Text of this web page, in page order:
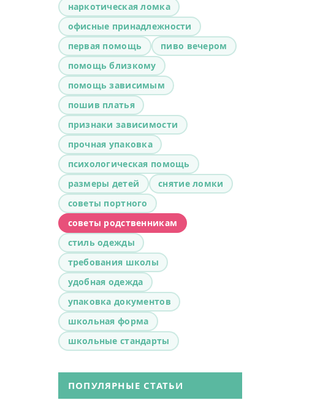
наркотическая ломка
офисные принадлежности
первая помощь
пиво вечером
помощь близкому
помощь зависимым
пошив платья
признаки зависимости
прочная упаковка
психологическая помощь
размеры детей
снятие ломки
советы портного
советы родственникам
стиль одежды
требования школы
удобная одежда
упаковка документов
школьная форма
школьные стандарты
ПОПУЛЯРНЫЕ СТАТЬИ